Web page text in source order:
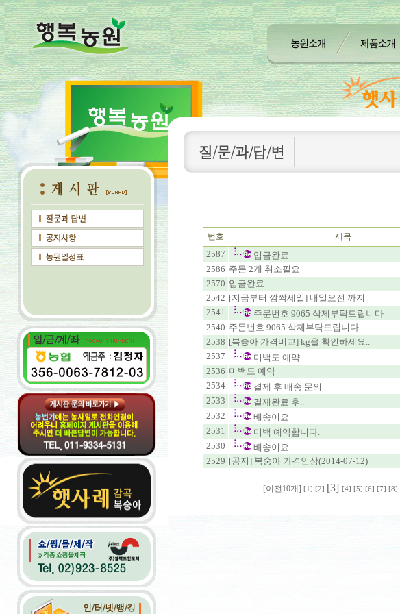
번호 제목
2587 입금완료
2586 주문 2개 취소필요
2570 입금완료
2542 [지금부터 깜짝세일] 내일오전 까지
2541
주문번호 9065 삭제부탁드립니다
2540 주문번호 9065 삭제부탁드립니다
2538 [복숭아 가격비교] kg을 확인하세요..
2537
미백도 예약
2536 미백도 예약
2534
결제 후 배송 문의
2533
결재완료 후..
2532
배송이요
2531
미백 예약합니다.
2530
배송이요
2529 [공지] 복숭아 가격인상(2014-07-12)
[이전10개] [1] [2] [3] [4] [5] [6] [7] [8]